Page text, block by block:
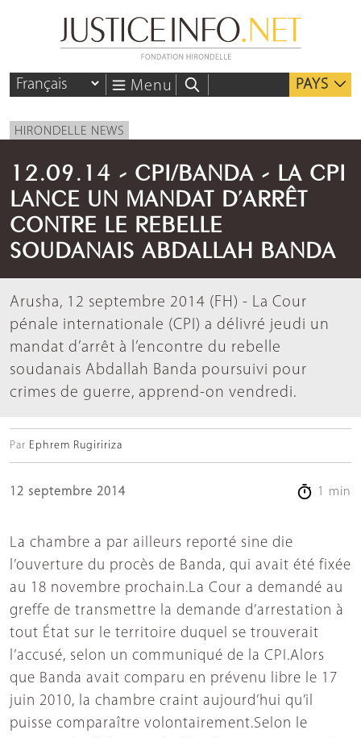
Menu PAYS
HIRONDELLE NEWS
12.09.14 - CPI/BANDA - LA CPI
LANCE UN MANDAT D’ARRÊT
CONTRE LE REBELLE
SOUDANAIS ABDALLAH BANDA
Arusha, 12 septembre 2014 (FH) - La Cour
pénale internationale (CPI) a délivré jeudi un
mandat d’arrêt à l’encontre du rebelle
soudanais Abdallah Banda poursuivi pour
crimes de guerre, apprend-on vendredi.
Par Ephrem Rugiririza
12 septembre 2014 1 min
La chambre a par ailleurs reporté sine die
l’ouverture du procès de Banda, qui avait été fixée
au 18 novembre prochain.La Cour a demandé au
greffe de transmettre la demande d’arrestation à
tout État sur le territoire duquel se trouverait
l’accusé, selon un communiqué de la CPI.Alors
que Banda avait comparu en prévenu libre le 17
juin 2010, la chambre craint aujourd’hui qu’il
puisse comparaître volontairement.Selon le